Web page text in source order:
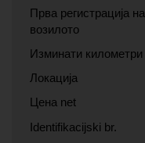
Прва регистрација на
возилото
Изминати километри
Локација
Цена net
Identifikacijski br.